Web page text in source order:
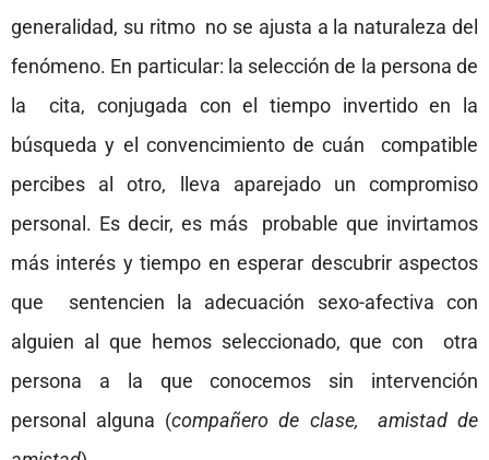
generalidad, su ritmo no se ajusta a la naturaleza del
fenómeno. En particular: la selección de la persona de
la cita, conjugada con el tiempo invertido en la
búsqueda y el convencimiento de cuán compatible
percibes al otro, lleva aparejado un compromiso
personal. Es decir, es más probable que invirtamos
más interés y tiempo en esperar descubrir aspectos
que sentencien la adecuación sexo-afectiva con
alguien al que hemos seleccionado, que con otra
persona a la que conocemos sin intervención
personal alguna (compañero de clase, amistad de